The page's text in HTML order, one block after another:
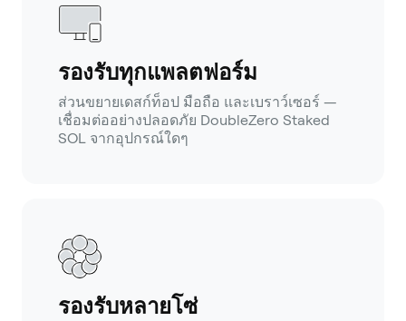
รองรับทุกแพลตฟอร์ม
ส่วนขยายเดสก์ท็อป มือถือ และเบราว์เซอร์ —
เชื่อมต่ออย่างปลอดภัย DoubleZero Staked
SOL จากอุปกรณ์ใดๆ
รองรับหลายโซ่